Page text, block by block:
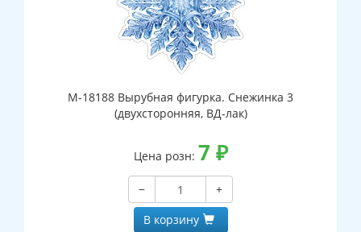
М-18188 Вырубная фигурка. Снежинка 3
(двухсторонняя, ВД-лак)
Цена розн: 7 ₽
−
+
В корзину